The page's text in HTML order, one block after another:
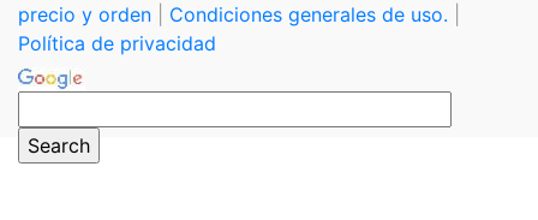
precio y orden
Condiciones generales de uso.
Política de privacidad